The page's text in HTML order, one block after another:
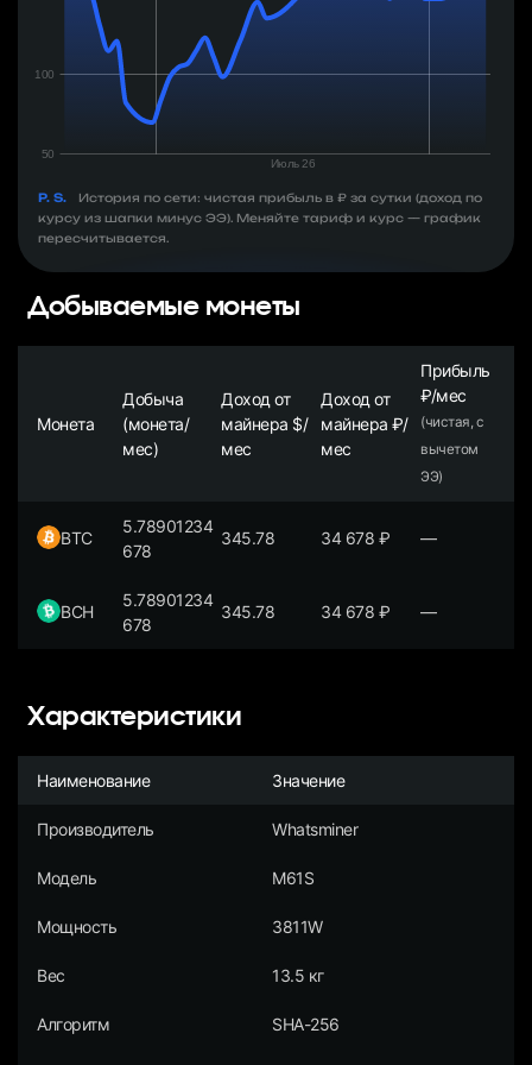
P. S.
История по сети: чистая прибыль в ₽ за сутки (доход по
курсу из шапки минус ЭЭ). Меняйте тариф и курс — график
пересчитывается.
Добываемые монеты
Монета
Добыча
(монета/
мес)
Доход от
майнера $/
мес
Доход от
майнера ₽/
мес
Прибыль
₽/мес
(чистая, с
вычетом
ЭЭ)
BTC
5.78901234
678
345.78 34 678 ₽ —
BCH
5.78901234
678
345.78 34 678 ₽ —
Характеристики
Наименование Значение
Производитель Whatsminer
Модель M61S
Мощность 3811W
Вес 13.5 кг
Алгоритм SHA-256